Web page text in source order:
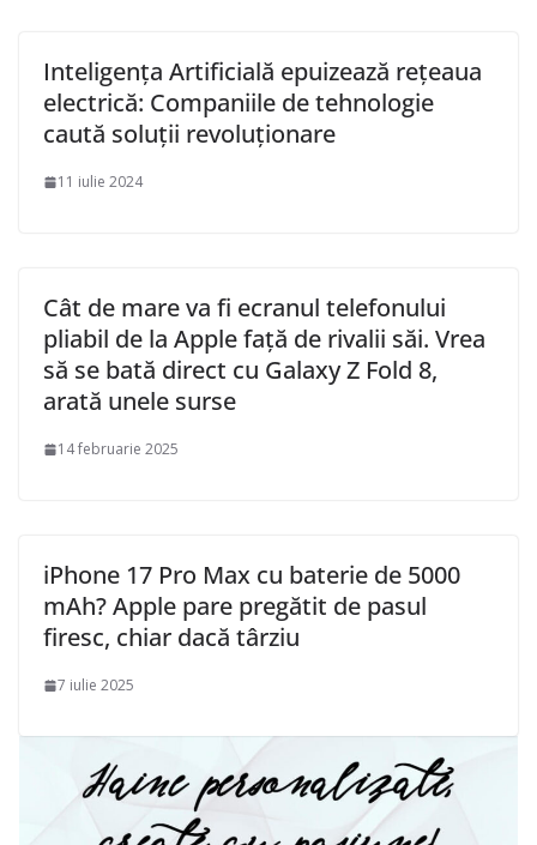
Inteligența Artificială epuizează rețeaua
electrică: Companiile de tehnologie
caută soluții revoluționare
11 iulie 2024
Cât de mare va fi ecranul telefonului
pliabil de la Apple față de rivalii săi. Vrea
să se bată direct cu Galaxy Z Fold 8,
arată unele surse
14 februarie 2025
iPhone 17 Pro Max cu baterie de 5000
mAh? Apple pare pregătit de pasul
firesc, chiar dacă târziu
7 iulie 2025